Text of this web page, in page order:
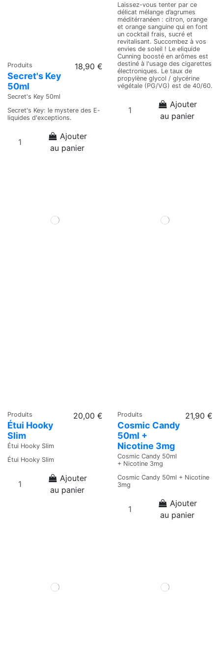
Produits
Secret's Key
50ml
Secret's Key 50ml
18,90 €
Secret's Key: le mystere des E-
liquides d'exceptions.
Ajouter
au panier
Laissez-vous tenter par ce
délicat mélange d’agrumes
méditérranéen : citron, orange
et orange sanguine qui en font
un cocktail frais, sucré et
revitalisant. Succombez à vos
envies de soleil ! Le eliquide
Cunning boosté en arômes est
destiné à l'usage des cigarettes
électroniques. Le taux de
propylène glycol / glycérine
végétale (PG/VG) est de 40/60.
Ajouter
au panier
Produits
Étui Hooky
Slim
Étui Hooky Slim
20,00 €
Étui Hooky Slim
Ajouter
au panier
Produits
Cosmic Candy
50ml +
Nicotine 3mg
Cosmic Candy 50ml
+ Nicotine 3mg
21,90 €
Cosmic Candy 50ml + Nicotine
3mg
Ajouter
au panier